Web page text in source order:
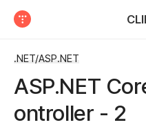
.NET/ASP.NET
ASP.NET
ontroller - 2